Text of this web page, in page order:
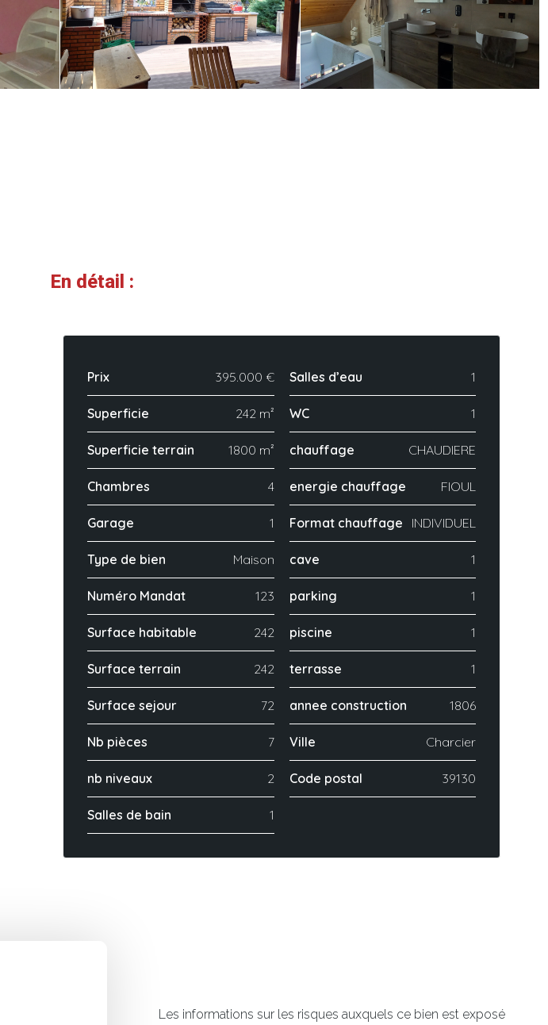
En détail :
Prix 395.000 €
Superficie 242 m²
Superficie terrain 1800 m²
Chambres 4
Garage 1
Type de bien Maison
Numéro Mandat 123
Surface habitable 242
Surface terrain 242
Surface sejour 72
Nb pièces 7
nb niveaux 2
Salles de bain 1
Salles d’eau 1
WC 1
chauffage CHAUDIERE
energie chauffage FIOUL
Format chauffage INDIVIDUEL
cave 1
parking 1
piscine 1
terrasse 1
annee construction 1806
Ville Charcier
Code postal 39130
Les informations sur les risques auxquels ce bien est exposé